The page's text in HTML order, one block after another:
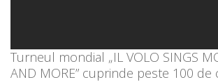
Turneul mondial „IL VOLO SINGS
AND MORE” cuprinde peste 100 de